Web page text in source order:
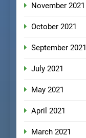
November 2021
October 2021
September 2021
July 2021
May 2021
April 2021
March 2021